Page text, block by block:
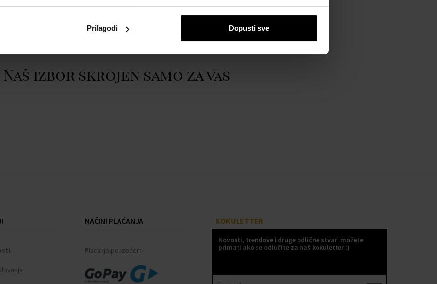
Prilagodi Dopusti sve
OPS!SMART OPSSW-10
Kontrola glazbe,
Prikazati cijeli opis
Naš izbor skrojen samo za vas
NAČINI PLAĆANJA
Plaćanje pouzećem
KOKULETTER
Novosti, trendove i druge odlične stvari možete
primati ako se odlučite za naš kokuletter :)